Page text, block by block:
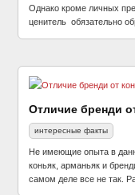
Однако кроме личных
ценитель обязательно
Отличие бренди
интересные факты
Не имеющие опыта в
коньяк, арманьяк и
самом деле все не так.